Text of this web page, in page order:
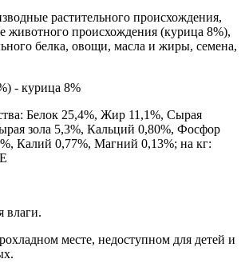
растительного происхождения,
животного происхождения (курица 8%),
белка, овощи, масла и жиры, семена,
- курица 8%
Белок 25,4%, Жир 11,1%, Сырая
зола 5,3%, Кальций 0,80%, Фосфор
Калий 0,77%, Магний 0,13%; на кг:
влаги.
месте, недоступном для детей и